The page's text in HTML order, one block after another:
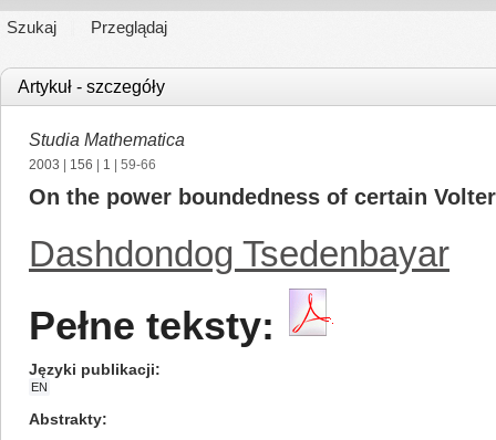
Szukaj Przeglądaj
Artykuł - szczegóły
Studia Mathematica
2003 156 1 | 59-66
On the power boundedness of certain
Dashdondog Tsedenbayar
Pełne teksty:
Języki publikacji
EN
Abstrakty